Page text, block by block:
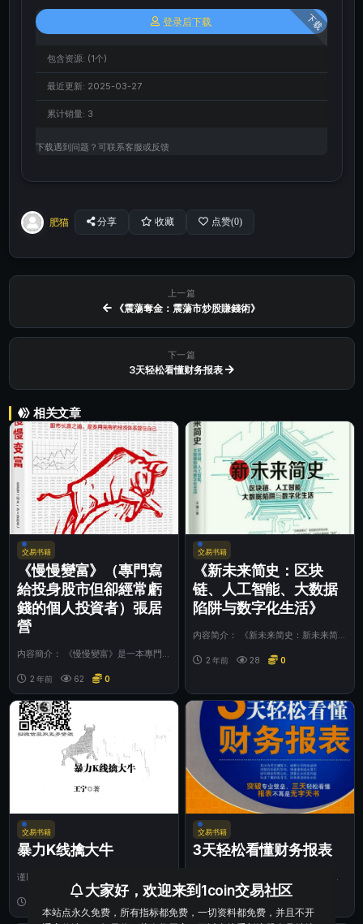
下载
登录后下载
包含资源: (1个)
最近更新: 2025-03-27
累计销量: 3
下载遇到问题？可联系客服或反馈
肥猫 分享 收藏 点赞(0)
上一篇
《震蕩奪金：震蕩市炒股賺錢術》
下一篇
3天轻松看懂财务报表
相关文章
交易书籍
《慢慢變富》（專門寫
給投身股市但卻經常虧
錢的個人投資者）張居
營
内容簡介： 《慢慢變富》是一本專門
的書。 貝佐...
2 年前 62 0
交易书籍
《新未来简史：区块
链、人工智能、大数据
陷阱与数字化生活》
内容简介： 《新未来简史：新未来简
数字化生活》...
2 年前 28 0
交易书籍
暴力K线擒大牛
谨以此书献给我智慧、勤劳、善良、伟
大的母亲郭珏林女士! 我的母亲是一名
优秀的人民...
交易书籍
3天轻松看懂财务报表
基础知识 第一章到底什么是财务报
大家好，欢迎来到1coin交易社区
本站点永久免费，所有指标都免费，一切资料都免费，并且不开